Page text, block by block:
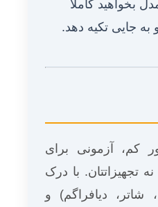
بخواهید کاملاً
جایی تکیه دهد.
کم، آزمونی برای
تجهیزاتتان. با درک
مثلث نوردهی (ISO، شاتر، دیافراگم) و